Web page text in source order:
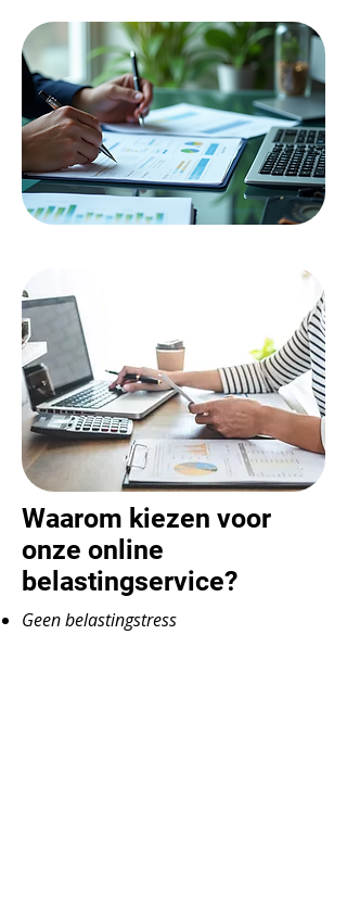
Waarom kiezen voor
onze online
belastingservice?
Geen belastingstress